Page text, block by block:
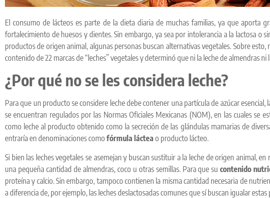
El consumo de lácteos es parte de la dieta diaria de muchas familias, ya que aporta
fortalecimiento de huesos y dientes. Sin embargo, ya sea por intolerancia a la lactosa o
productos de origen animal, algunas personas buscan alternativas vegetales. Sobre esto,
contenido de 22 marcas de “leches” vegetales y determinó que ni la leche de almendras ni
¿Por qué no se les considera leche?
Para que un producto se considere leche debe contener una partícula de azúcar esencial,
se encuentran regulados por las Normas Oficiales Mexicanas (NOM), en las cuales se
como leche al producto obtenido como la secreción de las glándulas mamarias de
entraría en denominaciones como fórmula láctea o producto lácteo.
Si bien las leches vegetales se asemejan y buscan sustituir a la leche de origen animal,
una pequeña cantidad de almendras, coco u otras semillas. Para que sucontenido
proteína y calcio. Sin embargo, tampoco contienen la misma cantidad necesaria de
a diferencia de, por ejemplo, las leches deslactosadas comunes que sí buscan igualar